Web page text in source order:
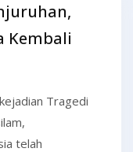
Kembali
Tragedi
telah